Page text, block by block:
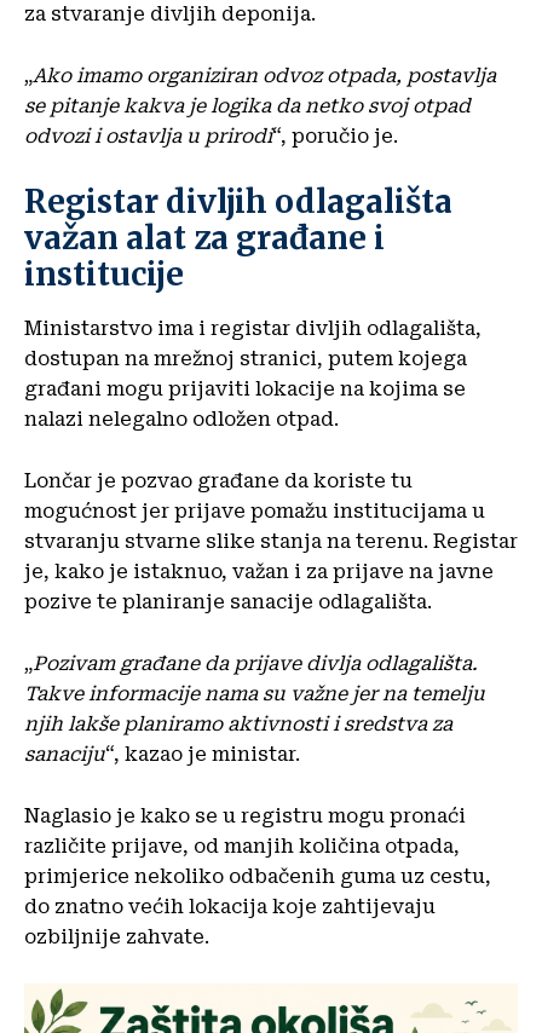
za stvaranje divljih deponija.
„Ako imamo organiziran odvoz otpada, postavlja
se pitanje kakva je logika da netko svoj otpad
odvozi i ostavlja u prirodi“, poručio je.
Registar divljih odlagališta
važan alat za građane i
institucije
Ministarstvo ima i registar divljih odlagališta,
dostupan na mrežnoj stranici, putem kojega
građani mogu prijaviti lokacije na kojima se
nalazi nelegalno odložen otpad.
Lončar je pozvao građane da koriste tu
mogućnost jer prijave pomažu institucijama u
stvaranju stvarne slike stanja na terenu. Registar
je, kako je istaknuo, važan i za prijave na javne
pozive te planiranje sanacije odlagališta.
„Pozivam građane da prijave divlja odlagališta.
Takve informacije nama su važne jer na temelju
njih lakše planiramo aktivnosti i sredstva za
sanaciju“, kazao je ministar.
Naglasio je kako se u registru mogu pronaći
različite prijave, od manjih količina otpada,
primjerice nekoliko odbačenih guma uz cestu,
do znatno većih lokacija koje zahtijevaju
ozbiljnije zahvate.